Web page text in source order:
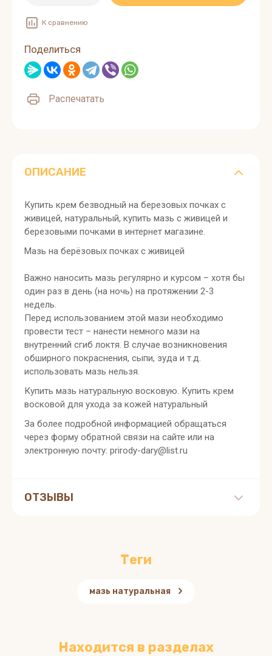
К сравнению
Поделиться
Распечатать
ОПИСАНИЕ
Купить крем безводный на березовых почках с
живицей, натуральный, купить мазь с живицей и
березовыми почками в интернет магазине.
Мазь на берёзовых почках с живицей
Важно наносить мазь регулярно и курсом – хотя бы
один раз в день (на ночь) на протяжении 2-3
недель.
Перед использованием этой мази необходимо
провести тест – нанести немного мази на
внутренний сгиб локтя. В случае возникновения
обширного покраснения, сыпи, зуда и т.д.
использовать мазь нельзя.
Купить мазь натуральную восковую. Купить крем
восковой для ухода за кожей натуральный
За более подробной информацией обращаться
через форму обратной связи на сайте или на
электронную почту: prirody-dary@list.ru
ОТЗЫВЫ
теги
мазь натуральная
Находится в разделах